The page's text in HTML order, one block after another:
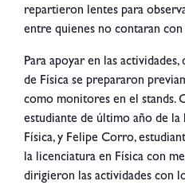
repartieron lentes para
entre quienes no contaran
Para apoyar en las
de Física se prepararon
como monitores en el stands.
estudiante de último año de la
Física, y Felipe Corro,
la licenciatura en Física con
dirigieron las actividades con